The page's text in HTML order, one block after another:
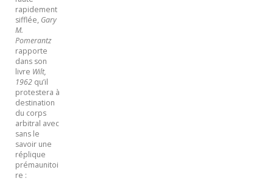
rapidement
sifflée, Gary
M.
Pomerantz
rapporte
dans son
livre Wilt,
1962 qu’il
protestera à
destination
du corps
arbitral avec
sans le
savoir une
réplique
prémaunitoi
re :